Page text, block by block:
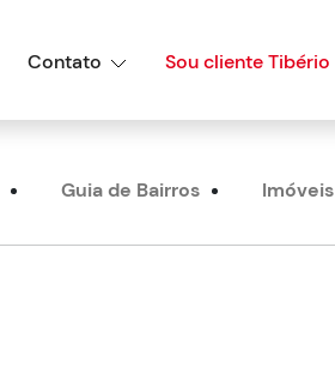
Contato Sou cliente Tibério
Guia de Bairros Imóveis